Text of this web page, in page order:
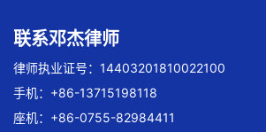
联系邓杰律师
律师执业证号：14403201810022100
手机：+86-13715198118
座机：+86-0755-82984411